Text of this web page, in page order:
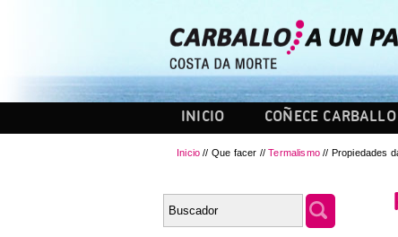
INICIO COÑECE CARBALLO
Inicio // Que facer //Termalismo// Propiedades